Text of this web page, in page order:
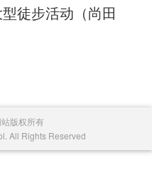
徒步活动（尚田
版权所有
All Rights Reserved